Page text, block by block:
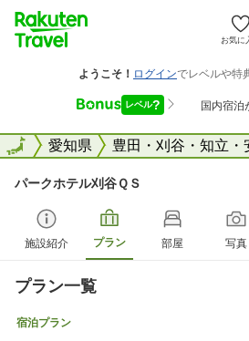
お気に
全国愛知県 豊田・刈谷・知立・
全国
パークホテル刈谷ＱＳ
施設紹介 プラン 部屋 写真
プラン一覧
宿泊プラン